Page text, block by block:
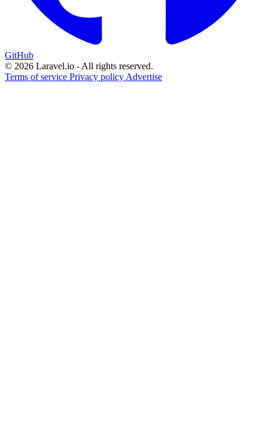
GitHub
© 2026 Laravel.io - All rights reserved.
Terms of service Privacy policy Advertise